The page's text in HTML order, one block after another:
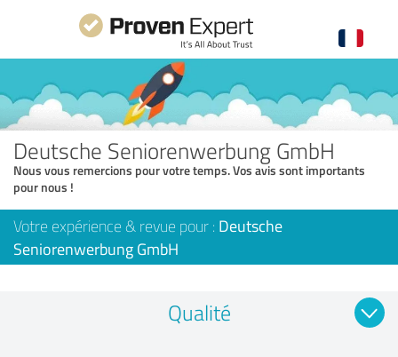
Deutsche Seniorenwerbung GmbH
Nous vous remercions pour votre temps. Vos avis sont importants
pour nous !
Votre expérience & revue pour : Deutsche
Seniorenwerbung GmbH
Qualité